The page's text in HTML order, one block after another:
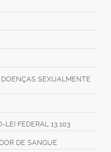
SEXUALMENTE
LEI FEDERAL 13.103
DE SANGUE